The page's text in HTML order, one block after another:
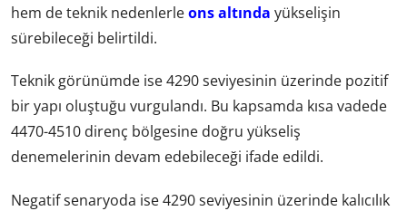
hem de teknik nedenlerleons altında yükselişin
sürebileceği belirtildi.
Teknik görünümde ise 4290 seviyesinin üzerinde pozitif
bir yapı oluştuğu vurgulandı. Bu kapsamda kısa vadede
4470-4510 direnç bölgesine doğru yükseliş
denemelerinin devam edebileceği ifade edildi.
Negatif senaryoda ise 4290 seviyesinin üzerinde kalıcılık